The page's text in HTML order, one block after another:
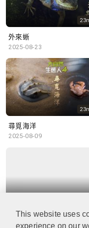
This website uses
experience on our
外來蜥
2025-08-23
尋覓海洋
2025-08-09
2025-08-22